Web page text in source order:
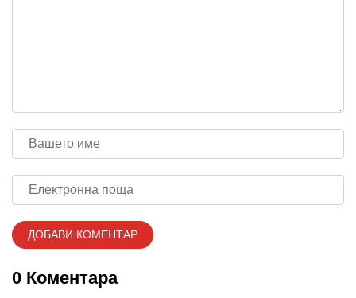
0 Коментара